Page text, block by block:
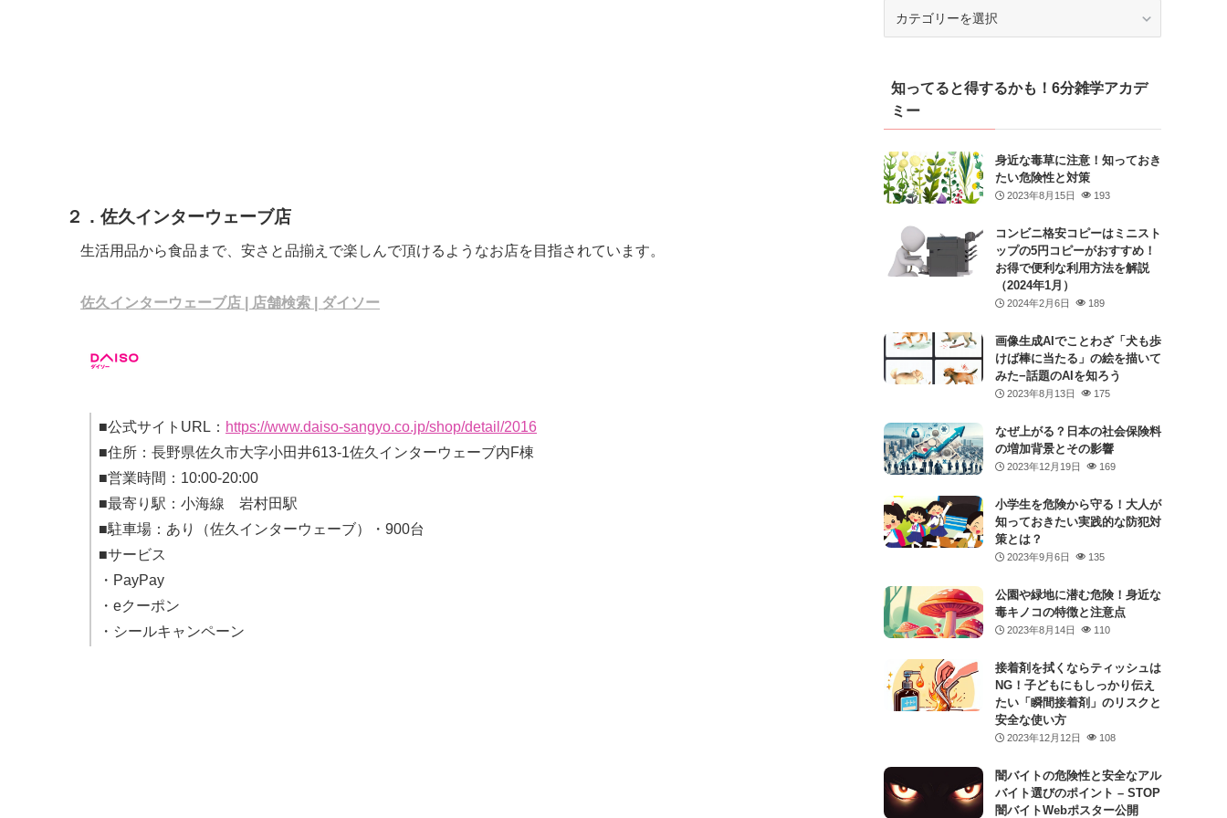
２．佐久インターウェーブ店
生活用品から食品まで、安さと品揃えで楽しんで頂けるようなお店を目指されています。
佐久インターウェーブ店 | 店舗検索 | ダイソー
■公式サイトURL： https://www.daiso-sangyo.co.jp/shop/detail/2016
■住所：長野県佐久市大字小田井613-1佐久インターウェーブ内F棟
■営業時間：10:00-20:00
■最寄り駅：小海線 岩村田駅
■駐車場：あり（佐久インターウェーブ）・900台
■サービス
・PayPay
・eクーポン
・シールキャンペーン
ー知ってると得するかも！6分雑学アカデ
ミー
身近な毒草に注意！知っておき
たい危険性と対策
2023年8月15日 193
コンビニ格安コピーはミニスト
ップの5円コピーがおすすめ！
お得で便利な利用方法を解説
（2024年1月）
2024年2月6日 189
画像生成AIでことわざ「犬も歩
けば棒に当たる」の絵を描いて
みた−話題のAIを知ろう
2023年8月13日 175
なぜ上がる？日本の社会保険料
の増加背景とその影響
2023年12月19日 169
小学生を危険から守る！大人が
知っておきたい実践的な防犯対
策とは？
2023年9月6日 135
公園や緑地に潜む危険！身近な
毒キノコの特徴と注意点
2023年8月14日 110
接着剤を拭くならティッシュは
NG！子どもにもしっかり伝え
たい「瞬間接着剤」のリスクと
安全な使い方
2023年12月12日 108
闇バイトの危険性と安全なアル
バイト選びのポイント – STOP
闇バイトWebポスター公開